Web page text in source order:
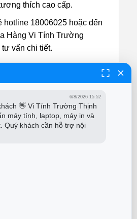
thích cao cấp.
hotline 18006025 hoặc đến
Hàng Vi Tính Trường
vấn chi tiết.
tin tưởng và ủng hộ, chúc
trải nghiệm mượt mà với
mình! từSửa máy tính PCI
bệnh, sửa đúng chỗ, chạy
TỰ
6/8/2026 15:52
👋 Vi Tính Trường Thịnh
máy tính, laptop, máy in và
Quý khách cần hỗ trợ nội